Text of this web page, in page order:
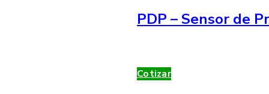
PDP – Sensor de
Cotizar